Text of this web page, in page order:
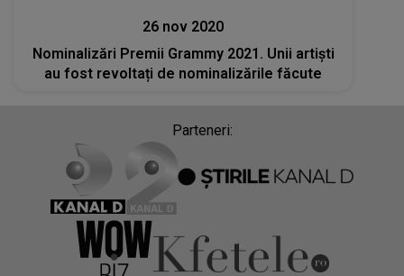
26 nov 2020
Nominalizări Premii Grammy 2021. Unii artiști
au fost revoltați de nominalizările făcute
Parteneri: